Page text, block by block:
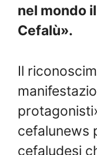
nel mondo
Cefalù».
Il
cefalunews
cefaludesi